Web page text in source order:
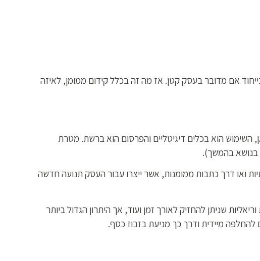
אם מדובר בעסק קטן. אז מה זה בכלל קידום ממומן, לאיזה
השימוש הוא בכלים דיגיטליים והפרסום הוא ברשת. מטרת
בנושא בהמשך).
ואו דרך כתבות ממומנות, אשר ייצרו עבור העסק תנועה חדשה
שניתן להחזיק לאורך זמן ועוד, אך היתרון הגדול ביותר
להחלפה מיידית ודרך כך מניעת בזבוז כסף.